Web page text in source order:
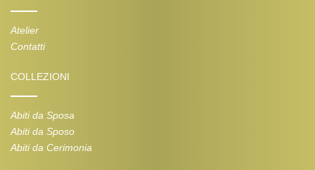
Atelier
Contatti
COLLEZIONI
Abiti da Sposa
Abiti da Sposo
Abiti da Cerimonia